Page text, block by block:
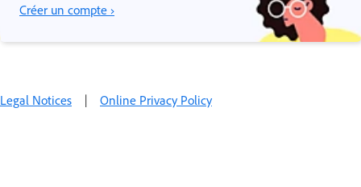
Créer un compte ›
Legal Notices | Online Privacy Policy